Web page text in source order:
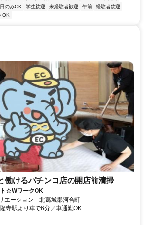
のみOK 学生歓迎 未経験者歓迎 午前
経験者歓迎
OK
働けるパチンコ店の開店前清掃
☆WワークOK
エーション 北葛城郡河合町
寺駅より車で6分／車通勤OK